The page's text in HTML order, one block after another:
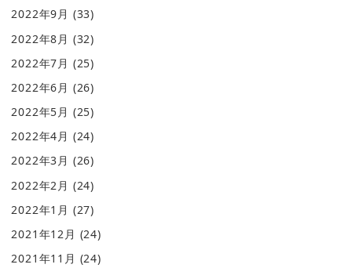
2022年9月 (33)
2022年8月 (32)
2022年7月 (25)
2022年6月 (26)
2022年5月 (25)
2022年4月 (24)
2022年3月 (26)
2022年2月 (24)
2022年1月 (27)
2021年12月 (24)
2021年11月 (24)